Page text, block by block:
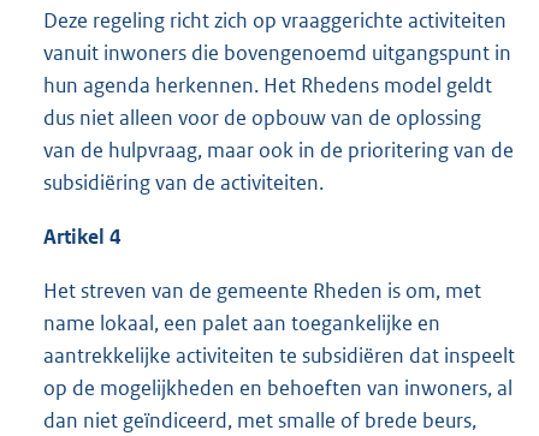
Deze regeling richt zich op vraaggerichte activiteiten
vanuit inwoners die bovengenoemd uitgangspunt in
hun agenda herkennen. Het Rhedens model geldt
dus niet alleen voor de opbouw van de oplossing
van de hulpvraag, maar ook in de prioritering van de
subsidiëring van de activiteiten.
Artikel 4
Het streven van de gemeente Rheden is om, met
name lokaal, een palet aan toegankelijke en
aantrekkelijke activiteiten te subsidiëren dat inspeelt
op de mogelijkheden en behoeften van inwoners, al
dan niet geïndiceerd, met smalle of brede beurs,